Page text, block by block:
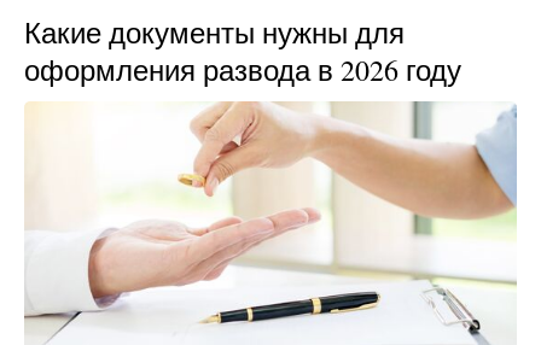
Какие документы нужны для
оформления развода в 2026 году